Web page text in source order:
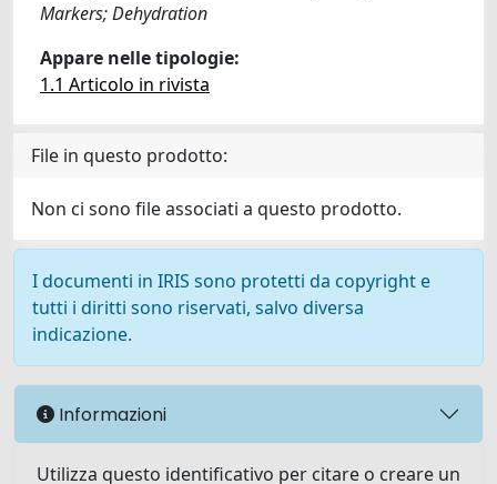
Markers; Dehydration
Appare nelle tipologie:
1.1 Articolo in rivista
File in questo prodotto:
Non ci sono file associati a questo prodotto.
I documenti in IRIS sono protetti da copyright e
tutti i diritti sono riservati, salvo diversa
indicazione.
Informazioni
Utilizza questo identificativo per citare o creare un